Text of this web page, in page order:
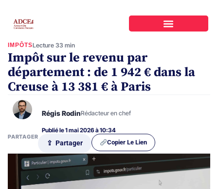
IMPÔTSLecture 33 min
Impôt sur le revenu par
département : de 1 942 € dans la
Creuse à 13 381 € à Paris
Régis RodinRédacteur en chef
Publié le 1 mai 2026 à 10:34
PARTAGER
⇪ Partager Copier Le Lien